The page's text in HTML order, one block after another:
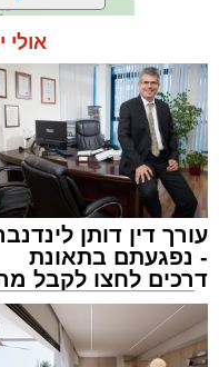
תגים:אשדוד, מעגלים
זה היה ארוע יוצא
אולי
עורך דין דותן
- נפגעתם בתאונת
דרכים לחצו לקבל
שמגיע לכם